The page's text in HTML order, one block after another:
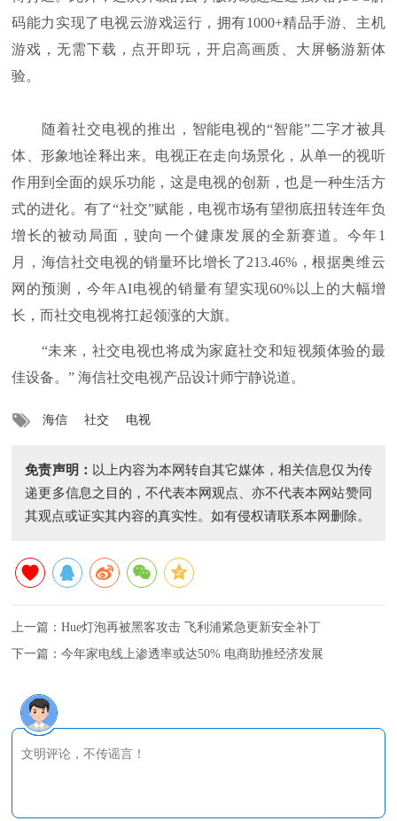
码能力实现了电视云游戏运行，拥有1000+精品手游、主机
游戏，无需下载，点开即玩，开启高画质、大屏畅游新体
验。
随着社交电视的推出，智能电视的“智能”二字才被具
体、形象地诠释出来。电视正在走向场景化，从单一的视听
作用到全面的娱乐功能，这是电视的创新，也是一种生活方
式的进化。有了“社交”赋能，电视市场有望彻底扭转连年负
增长的被动局面，驶向一个健康发展的全新赛道。今年1
月，海信社交电视的销量环比增长了213.46%，根据奥维云
网的预测，今年AI电视的销量有望实现60%以上的大幅增
长，而社交电视将扛起领涨的大旗。
“未来，社交电视也将成为家庭社交和短视频体验的最
佳设备。” 海信社交电视产品设计师宁静说道。
海信 社交 电视
免责声明： 以上内容为本网转自其它媒体，相关信息仅为传
递更多信息之目的，不代表本网观点、亦不代表本网站赞同
其观点或证实其内容的真实性。如有侵权请联系本网删除。
上一篇：Hue灯泡再被黑客攻击 飞利浦紧急更新安全补丁
下一篇：今年家电线上渗透率或达50% 电商助推经济发展